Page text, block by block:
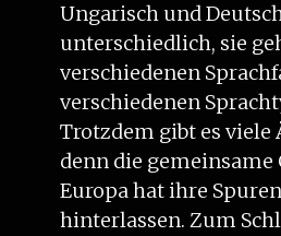
Ungarisch und
unterschiedlich, sie
verschiedenen
verschiedenen
Trotzdem gibt es
denn die gemeinsame
Europa hat ihre
hinterlassen. Zum